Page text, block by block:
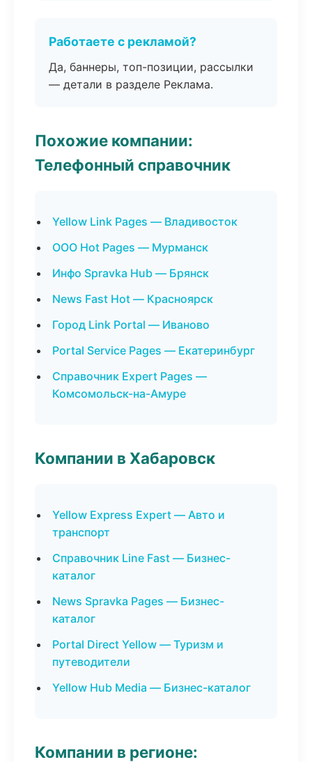
Работаете с рекламой?
Да, баннеры, топ-позиции, рассылки
— детали в разделе Реклама.
Похожие компании:
Телефонный справочник
Yellow Link Pages — Владивосток
ООО Hot Pages — Мурманск
Инфо Spravka Hub — Брянск
News Fast Hot — Красноярск
Город Link Portal — Иваново
Portal Service Pages — Екатеринбург
Справочник Expert Pages —
Комсомольск-на-Амуре
Компании в Хабаровск
Yellow Express Expert — Авто и
транспорт
Справочник Line Fast — Бизнес-
каталог
News Spravka Pages — Бизнес-
каталог
Portal Direct Yellow — Туризм и
путеводители
Yellow Hub Media — Бизнес-каталог
Компании в регионе: